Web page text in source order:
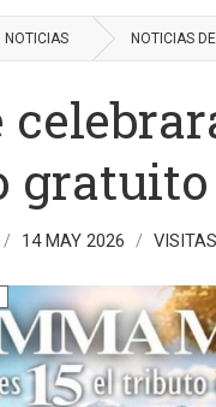
NOTICIAS NOTICIAS
gratuito
14 MAY 2026